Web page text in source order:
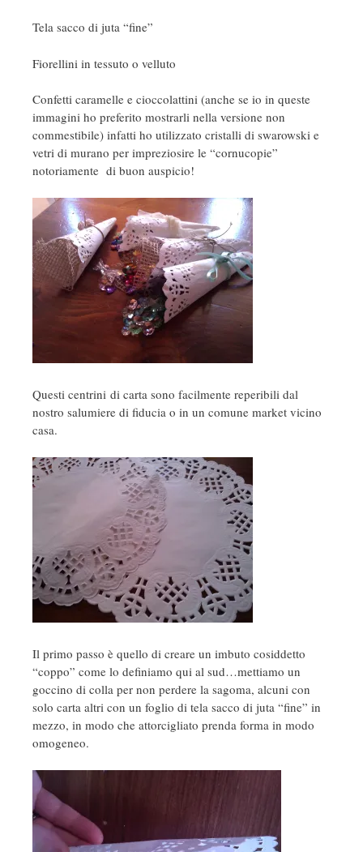
Tela sacco di juta “fine”
Fiorellini in tessuto o velluto
Confetti caramelle e cioccolattini (anche se io in queste
immagini ho preferito mostrarli nella versione non
commestibile) infatti ho utilizzato cristalli di swarowski e
vetri di murano per impreziosire le “cornucopie”
notoriamente di buon auspicio!
Questi centrini di carta sono facilmente reperibili dal
nostro salumiere di fiducia o in un comune market vicino
casa.
Il primo passo è quello di creare un imbuto cosiddetto
“coppo” come lo definiamo qui al sud…mettiamo un
goccino di colla per non perdere la sagoma, alcuni con
solo carta altri con un foglio di tela sacco di juta “fine” in
mezzo, in modo che attorcigliato prenda forma in modo
omogeneo.